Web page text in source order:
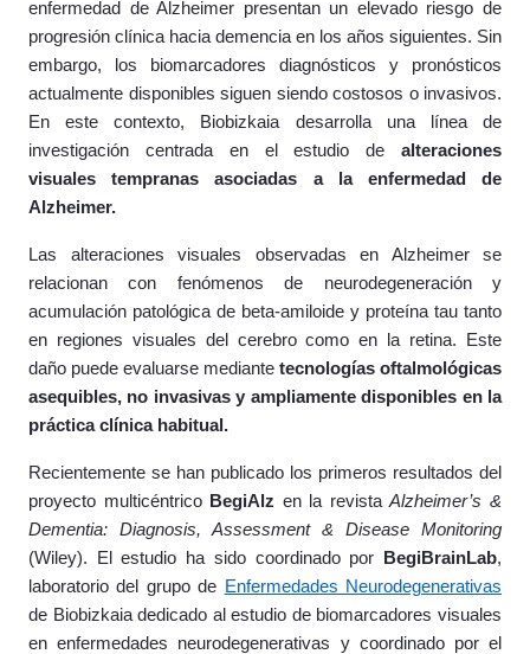
enfermedad de Alzheimer presentan un elevado riesgo de
progresión clínica hacia demencia en los años siguientes. Sin
embargo, los biomarcadores diagnósticos y pronósticos
actualmente disponibles siguen siendo costosos o invasivos.
En este contexto, Biobizkaia desarrolla una línea de
investigación centrada en el estudio de alteraciones
visuales tempranas asociadas a la enfermedad de
Alzheimer.
Las alteraciones visuales observadas en Alzheimer se
relacionan con fenómenos de neurodegeneración y
acumulación patológica de beta-amiloide y proteína tau tanto
en regiones visuales del cerebro como en la retina. Este
daño puede evaluarse mediante tecnologías oftalmológicas
asequibles, no invasivas y ampliamente disponibles en la
práctica clínica habitual.
Recientemente se han publicado los primeros resultados del
proyecto multicéntrico BegiAlz en la revistaAlzheimer’s &
Dementia: Diagnosis, Assessment & Disease Monitoring
(Wiley). El estudio ha sido coordinado por
BegiBrainLab,
laboratorio del grupo de Enfermedades Neurodegenerativas
de Biobizkaia dedicado al estudio de biomarcadores visuales
en enfermedades neurodegenerativas y coordinado por el